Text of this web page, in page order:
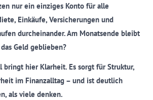
nur ein einziges Konto für alle
Einkäufe, Versicherungen und
durcheinander. Am Monatsende bleibt
Geld geblieben?
bringt hier Klarheit. Es sorgt für Struktur,
im Finanzalltag – und ist deutlich
als viele denken.